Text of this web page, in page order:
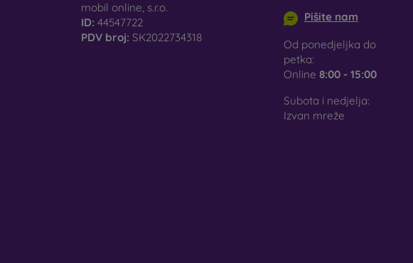
mobil online, s.r.o.
ID: 44547722
PDV broj: SK2022734318
Pišite nam
Od ponedjeljka do
petka:
Online 8:00 - 15:00
Subota i nedjelja:
Izvan mreže